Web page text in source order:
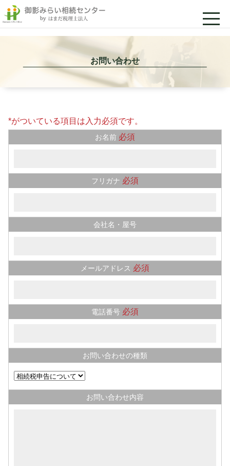
お問い合わせ
*がついている項目は入力必須です。
お名前 必須
フリガナ 必須
会社名・屋号
メールアドレス 必須
電話番号 必須
お問い合わせの種類
お問い合わせ内容